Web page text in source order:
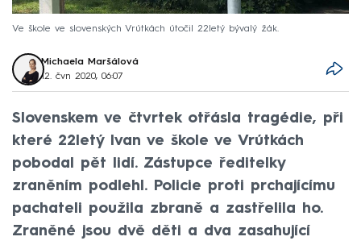
Ve škole ve slovenských Vrútkách útočil 22letý bývalý žák.
Michaela Maršálová
12. čvn 2020, 06:07
Slovenskem ve čtvrtek otřásla tragédie, při
které 22letý Ivan ve škole ve Vrútkách
pobodal pět lidí. Zástupce ředitelky
zraněním podlehl. Policie proti prchajícímu
pachateli použila zbraně a zastřelila ho.
Zraněné jsou dvě děti a dva zasahující